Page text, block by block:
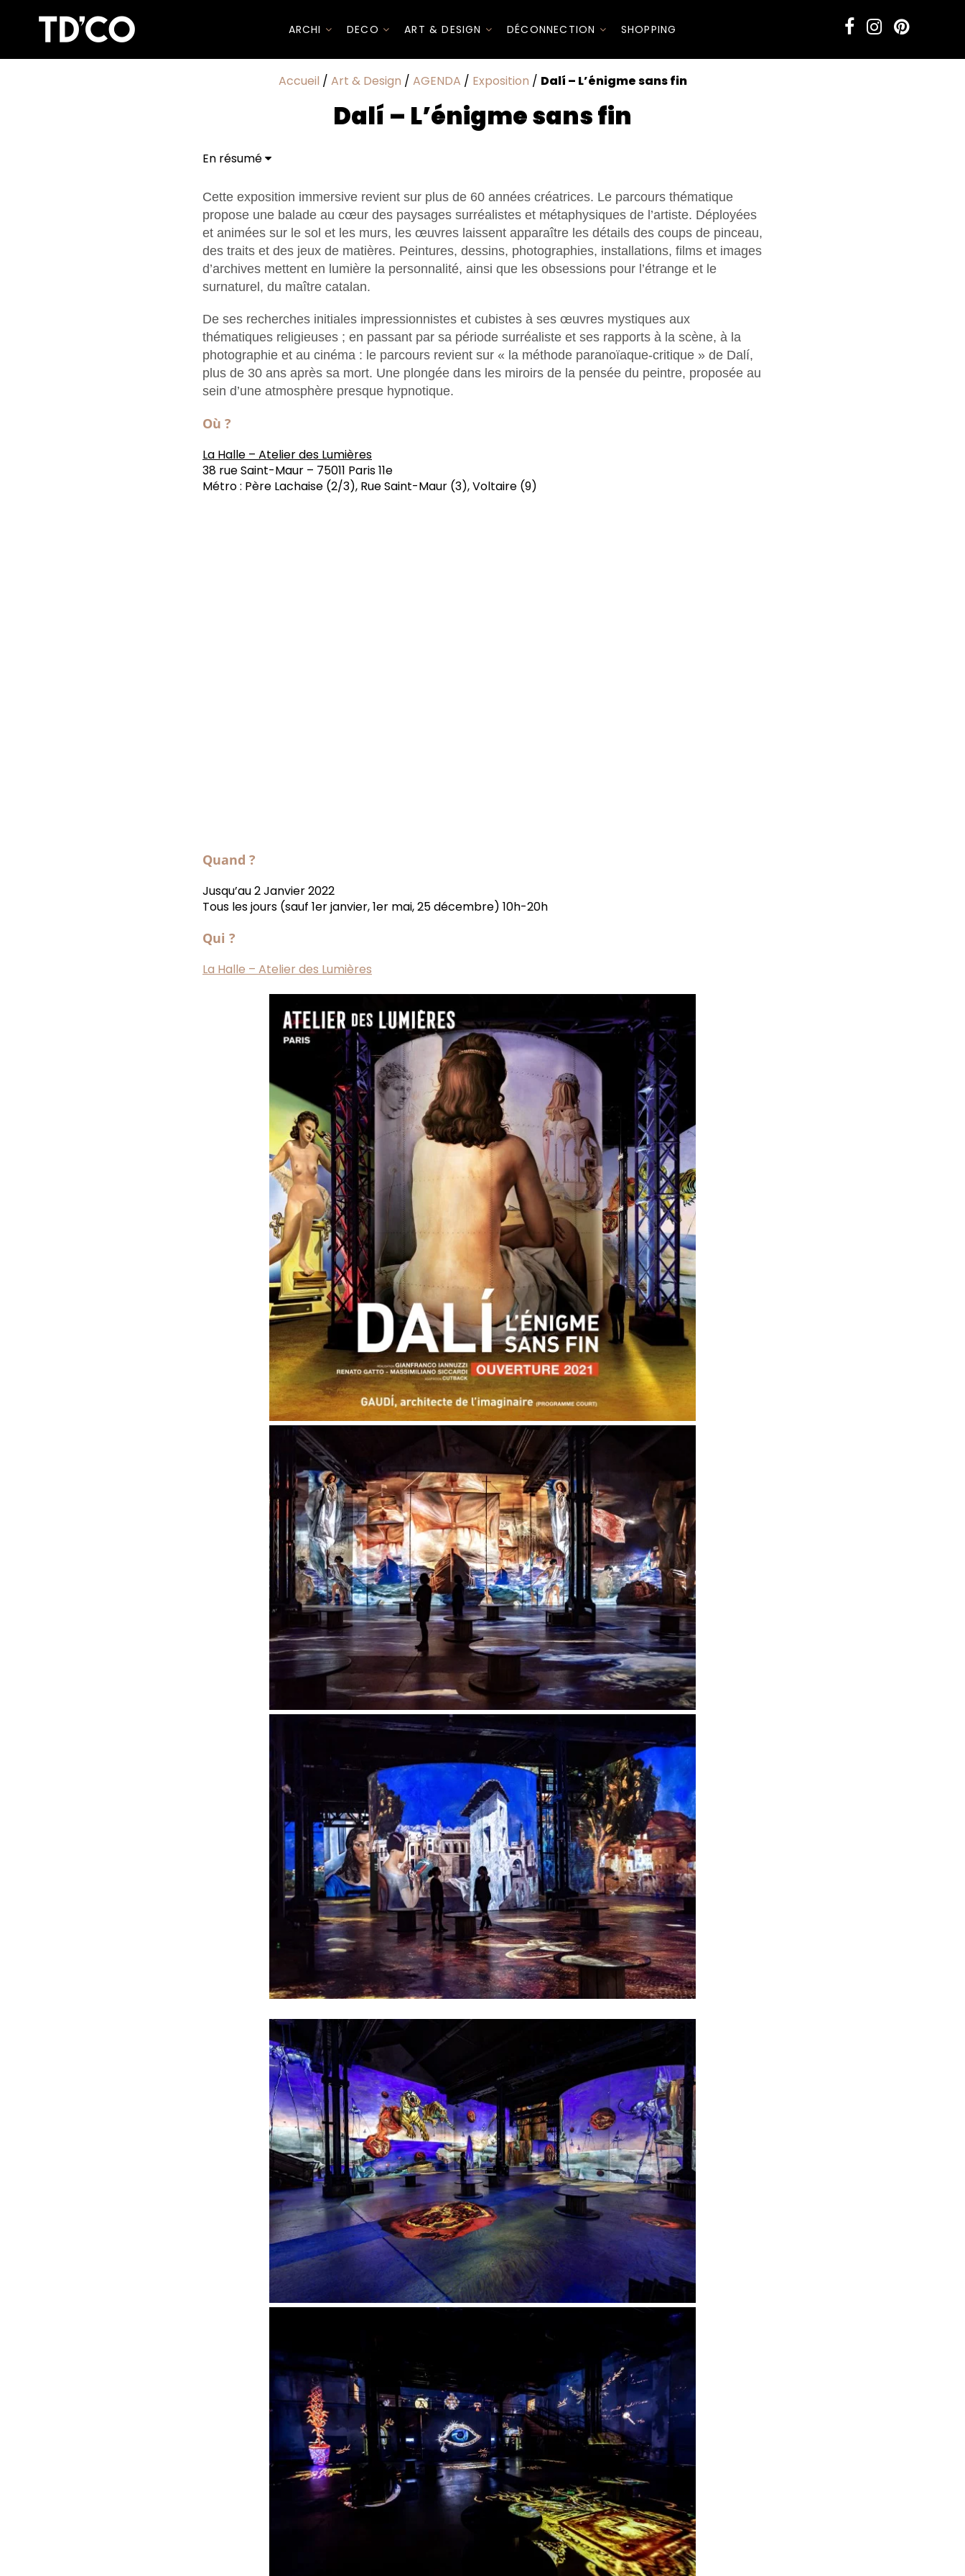
ARCHI DECO ART & DESIGN DÉCONNECTION SHOPPING
Accueil / Art & Design / AGENDA / Exposition / Dalí – L’énigme sans fin
Dalí – L’énigme sans fin
En résumé
Cette exposition immersive revient sur plus de 60 années créatrices. Le parcours thématique
propose une balade au cœur des paysages surréalistes et métaphysiques de l’artiste. Déployées
et animées sur le sol et les murs, les œuvres laissent apparaître les détails des coups de pinceau,
des traits et des jeux de matières. Peintures, dessins, photographies, installations, films et images
d’archives mettent en lumière la personnalité, ainsi que les obsessions pour l’étrange et le
surnaturel, du maître catalan.
De ses recherches initiales impressionnistes et cubistes à ses œuvres mystiques aux
thématiques religieuses ; en passant par sa période surréaliste et ses rapports à la scène, à la
photographie et au cinéma : le parcours revient sur « la méthode paranoïaque-critique » de Dalí,
plus de 30 ans après sa mort. Une plongée dans les miroirs de la pensée du peintre, proposée au
sein d’une atmosphère presque hypnotique.
Où ?
La Halle – Atelier des Lumières
38 rue Saint-Maur – 75011 Paris 11e
Métro : Père Lachaise (2/3), Rue Saint-Maur (3), Voltaire (9)
Quand ?
Jusqu’au 2 Janvier 2022
Tous les jours (sauf 1er janvier, 1er mai, 25 décembre) 10h-20h
Qui ?
La Halle – Atelier des Lumières